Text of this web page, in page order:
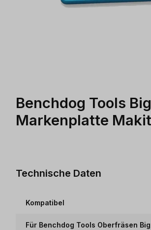
Benchdog Tools
Markenplatte
Technische Daten
Kompatibel
Für Benchdog Tools Oberfräsen